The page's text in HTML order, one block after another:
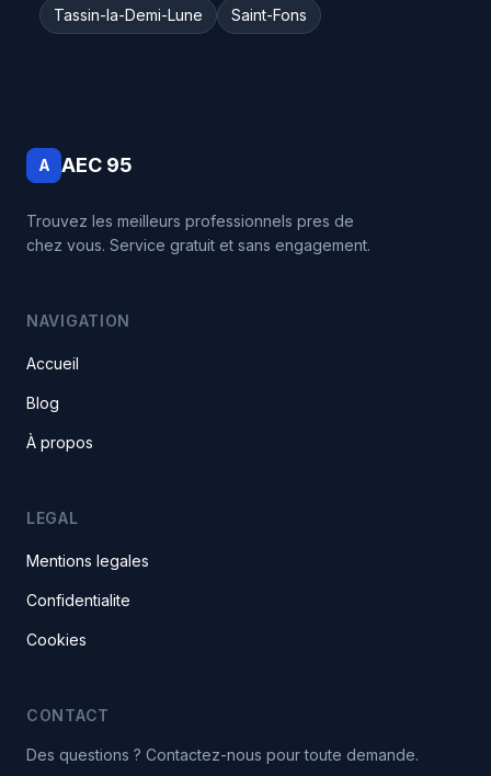
Tassin-la-Demi-Lune
Saint-Fons
A AEC 95
Trouvez les meilleurs professionnels pres de
chez vous. Service gratuit et sans engagement.
NAVIGATION
Accueil
Blog
À propos
LEGAL
Mentions legales
Confidentialite
Cookies
CONTACT
Des questions ? Contactez-nous pour toute demande.